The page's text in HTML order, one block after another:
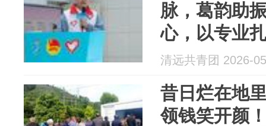
脉，葛韵助
心，以专业
清远共青团 2026-
昔日烂在地
领钱笑开颜